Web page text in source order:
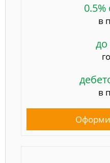
0.5%
в
до
в